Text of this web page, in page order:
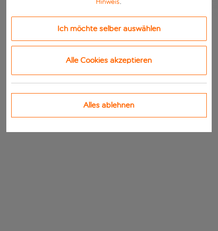
Hinweis.
Ich möchte selber auswählen
Alle Cookies akzeptieren
Alles ablehnen